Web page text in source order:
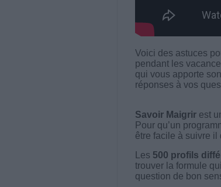
Voici des astuces
pendant les
qui vous apporte
réponses à vos
Savoir Maigrirest
Pour qu’un
être facile à suivre il
Les 500 profils
trouver la formule
question de bon